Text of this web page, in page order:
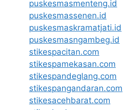
puskesmasmenteng.id
puskesmassenen.id
puskesmaskramatjati.id
puskesmasngambeg.id
stikespacitan.com
stikespamekasan.com
stikespandeglang.com
stikespangandaran.com
stikesacehbarat.com